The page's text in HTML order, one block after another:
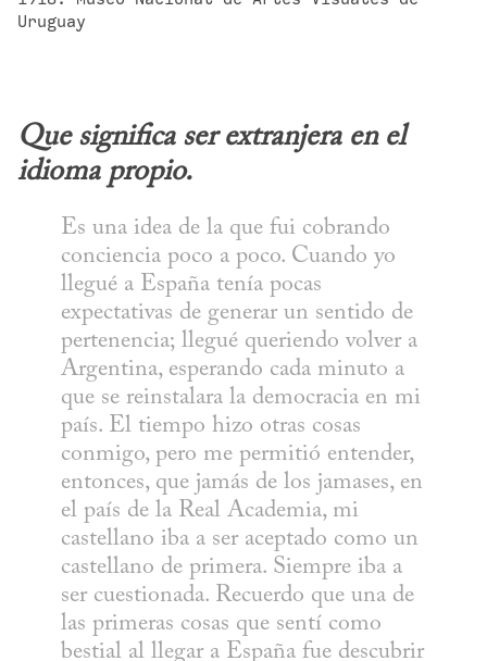
Uruguay
Que significa ser extranjera en el
idioma propio.
Es una idea de la que fui cobrando
conciencia poco a poco. Cuando yo
llegué a España tenía pocas
expectativas de generar un sentido de
pertenencia; llegué queriendo volver a
Argentina, esperando cada minuto a
que se reinstalara la democracia en mi
país. El tiempo hizo otras cosas
conmigo, pero me permitió entender,
entonces, que jamás de los jamases, en
el país de la Real Academia, mi
castellano iba a ser aceptado como un
castellano de primera. Siempre iba a
ser cuestionada. Recuerdo que una de
las primeras cosas que sentí como
bestial al llegar a España fue descubrir